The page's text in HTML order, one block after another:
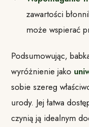
zawartości
może wspierać
Podsumowując,
wyróżnienie jako
sobie szereg
urody. Jej łatwa
czynią ją idealnym